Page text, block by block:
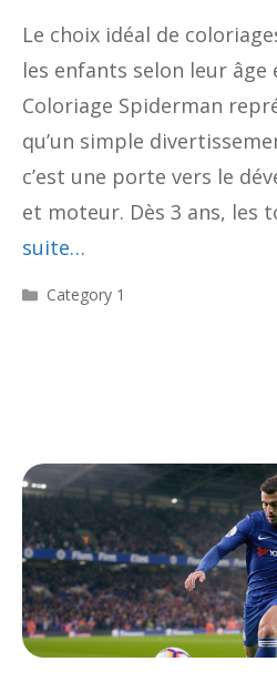
Le choix idéal de
les enfants selon leur âge
Coloriage Spiderman
qu’un simple
c’est une porte vers le
et moteur. Dès 3 ans, les
suite…
Catégories
Category 1